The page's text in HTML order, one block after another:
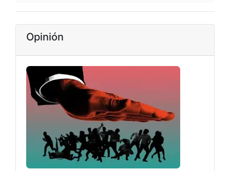
Opinión